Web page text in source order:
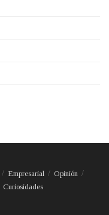
Empresarial
Opinión
Curiosidades